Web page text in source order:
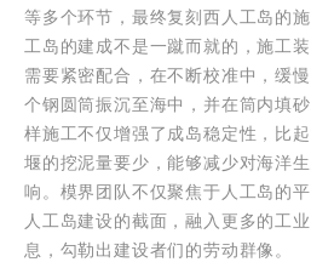
等多个环节，最终复刻西人工岛的
工岛的建成不是一蹴而就的，施工
需要紧密配合，在不断校准中，缓
个钢圆筒振沉至海中，并在筒内填
样施工不仅增强了成岛稳定性，比
堰的挖泥量要少，能够减少对海洋
响。模界团队不仅聚焦于人工岛的
人工岛建设的截面，融入更多的工
息，勾勒出建设者们的劳动群像。